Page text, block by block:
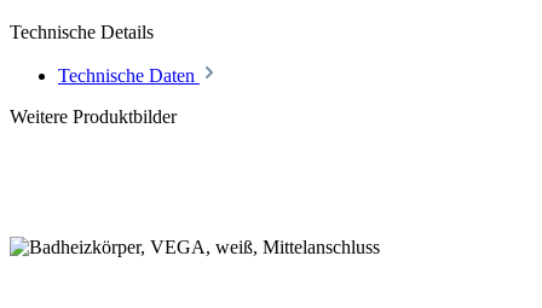
Technische Details
Technische Daten
Weitere Produktbilder